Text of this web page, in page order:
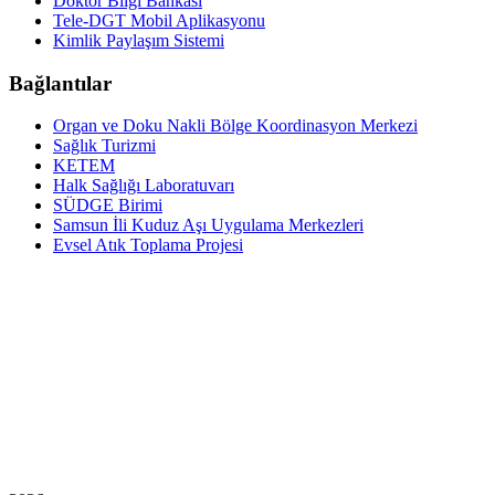
Tele-DGT Mobil Aplikasyonu
Kimlik Paylaşım Sistemi
Bağlantılar
Organ ve Doku Nakli Bölge Koordinasyon Merkezi
Sağlık Turizmi
KETEM
Halk Sağlığı Laboratuvarı
SÜDGE Birimi
Samsun İli Kuduz Aşı Uygulama Merkezleri
Evsel Atık Toplama Projesi